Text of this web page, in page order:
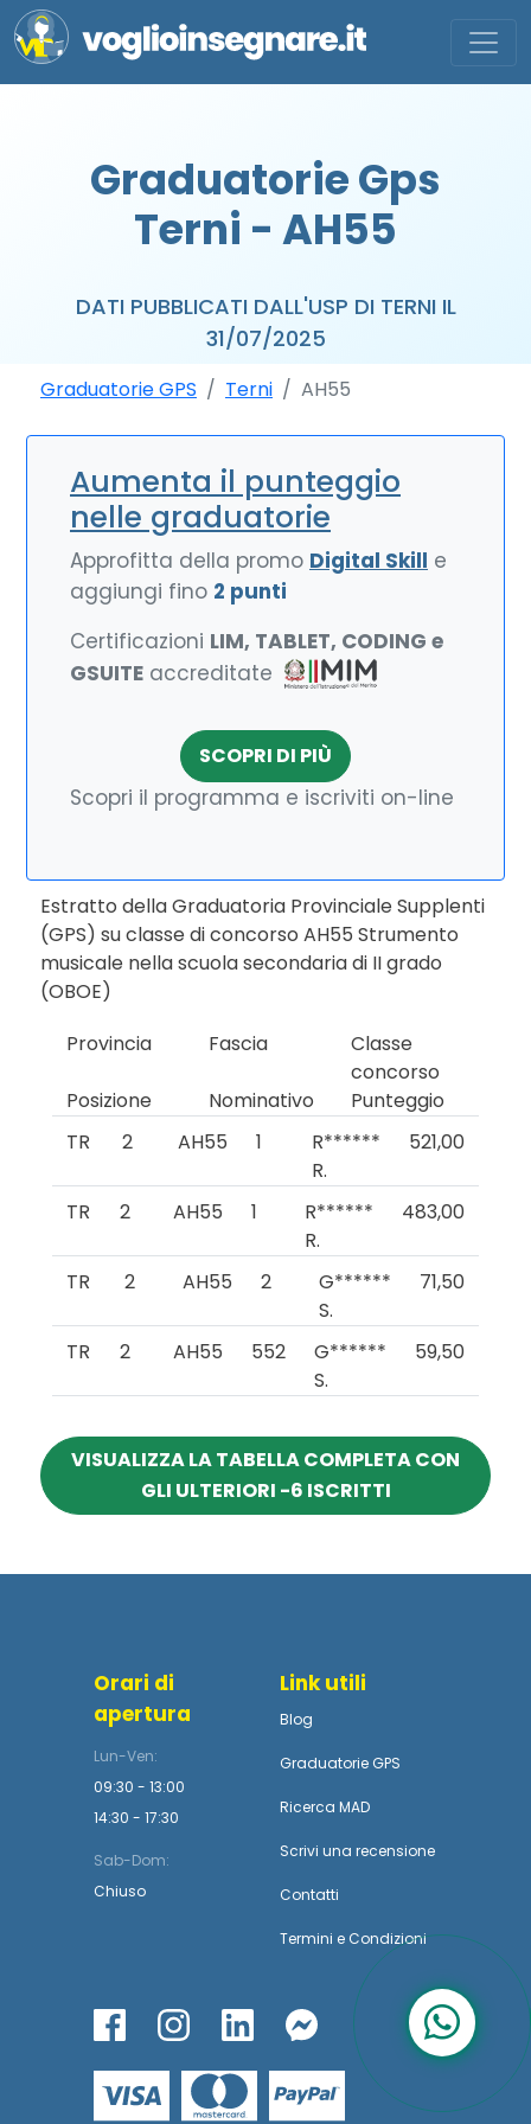
Graduatorie Gps
Terni - AH55
DATI PUBBLICATI DALL'USP DI TERNI IL
31/07/2025
Graduatorie GPS Terni AH55
Aumenta il punteggio
nelle graduatorie
Approfitta della promo Digital Skill e
aggiungi fino 2 punti
Certificazioni LIM, TABLET, CODING e
GSUITE accreditate
SCOPRI DI PIÙ
Scopri il programma e iscriviti on-line
Estratto della Graduatoria Provinciale Supplenti
(GPS) su classe di concorso AH55 Strumento
musicale nella scuola secondaria di II grado
(OBOE)
Provincia
Fascia
Classe
concorso
Posizione
Nominativo
Punteggio
TR
2 AH55 1
R******
R.
521,00
TR 2 AH55 1
R******
R.
483,00
TR 2 AH55 2
G******
S.
71,50
TR 2 AH55 552
G******
S.
59,50
VISUALIZZA LA TABELLA COMPLETA CON
GLI ULTERIORI -6 ISCRITTI
Orari di
apertura
Lun-Ven:
09:30 - 13:00
14:30 - 17:30
Sab-Dom:
Chiuso
Link utili
Blog
Graduatorie GPS
Ricerca MAD
Scrivi una recensione
Contatti
Termini e Condizioni